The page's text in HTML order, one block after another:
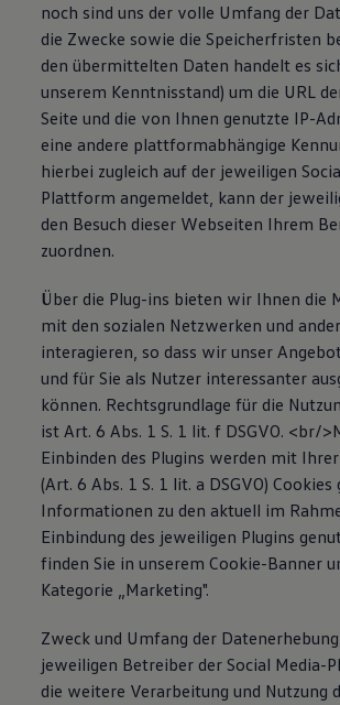
noch sind uns der volle Umfang der
die Zwecke sowie die Speicherfristen
den übermittelten Daten handelt es
unserem Kenntnisstand) um die URL
Seite und die von Ihnen genutzte IP-
eine andere plattformabhängige
hierbei zugleich auf der jeweiligen
Plattform angemeldet, kann der
den Besuch dieser Webseiten Ihrem
zuordnen.
Über die Plug-ins bieten wir Ihnen die
mit den sozialen Netzwerken und
interagieren, so dass wir unser
und für Sie als Nutzer interessanter
können. Rechtsgrundlage für die
ist Art. 6 Abs. 1 S. 1 lit. f DSGVO. <br/
Einbinden des Plugins werden mit
(Art. 6 Abs. 1 S. 1 lit. a DSGVO) Cookies
Informationen zu den aktuell im
Einbindung des jeweiligen Plugins
finden Sie in unserem Cookie-Banner
Kategorie „Marketing".
Zweck und Umfang der
jeweiligen Betreiber der Social Media-
die weitere Verarbeitung und Nutzung